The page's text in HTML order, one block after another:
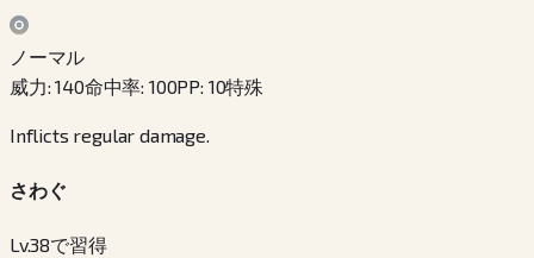
ノーマル
威力:140命中率: 100PP: 10特殊
Inflicts regular damage.
さわぐ
Lv.38で習得